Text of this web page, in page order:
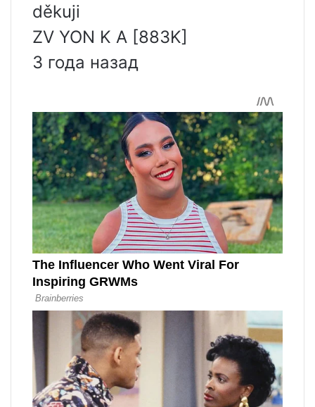
děkuji
ZV YON K A [883K]
3 года назад